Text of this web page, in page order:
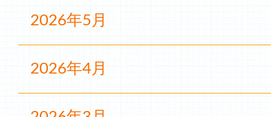
2026年5月
2026年4月